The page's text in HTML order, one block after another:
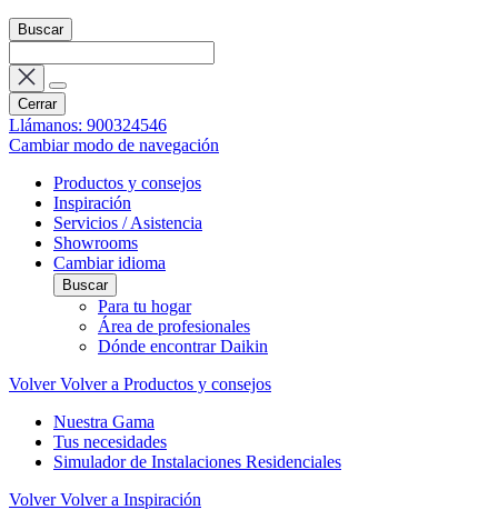
Buscar
Cerrar
Llámanos: 900324546
Cambiar modo de navegación
Productos y consejos
Inspiración
Servicios / Asistencia
Showrooms
Cambiar idioma
Buscar
Para tu hogar
Área de profesionales
Dónde encontrar Daikin
Volver Volver a Productos y consejos
Nuestra Gama
Tus necesidades
Simulador de Instalaciones Residenciales
Volver Volver a Inspiración